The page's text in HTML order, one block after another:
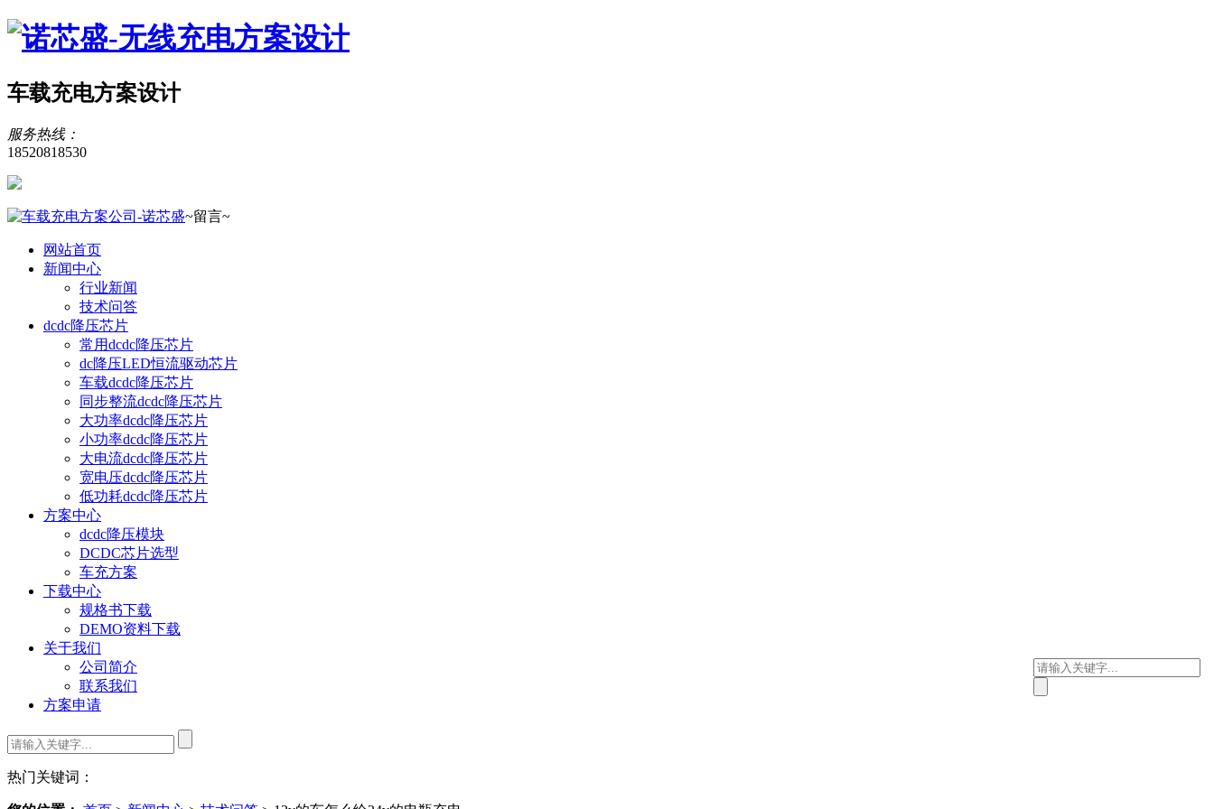
车载充电方案设计
服务热线：
18520818530
~留言~
网站首页
新闻中心
行业新闻
技术问答
dcdc降压芯片
常用dcdc降压芯片
dc降压LED恒流驱动芯片
车载dcdc降压芯片
同步整流dcdc降压芯片
大功率dcdc降压芯片
小功率dcdc降压芯片
大电流dcdc降压芯片
宽电压dcdc降压芯片
低功耗dcdc降压芯片
方案中心
dcdc降压模块
DCDC芯片选型
车充方案
下载中心
规格书下载
DEMO资料下载
关于我们
公司简介
联系我们
方案申请
热门关键词：